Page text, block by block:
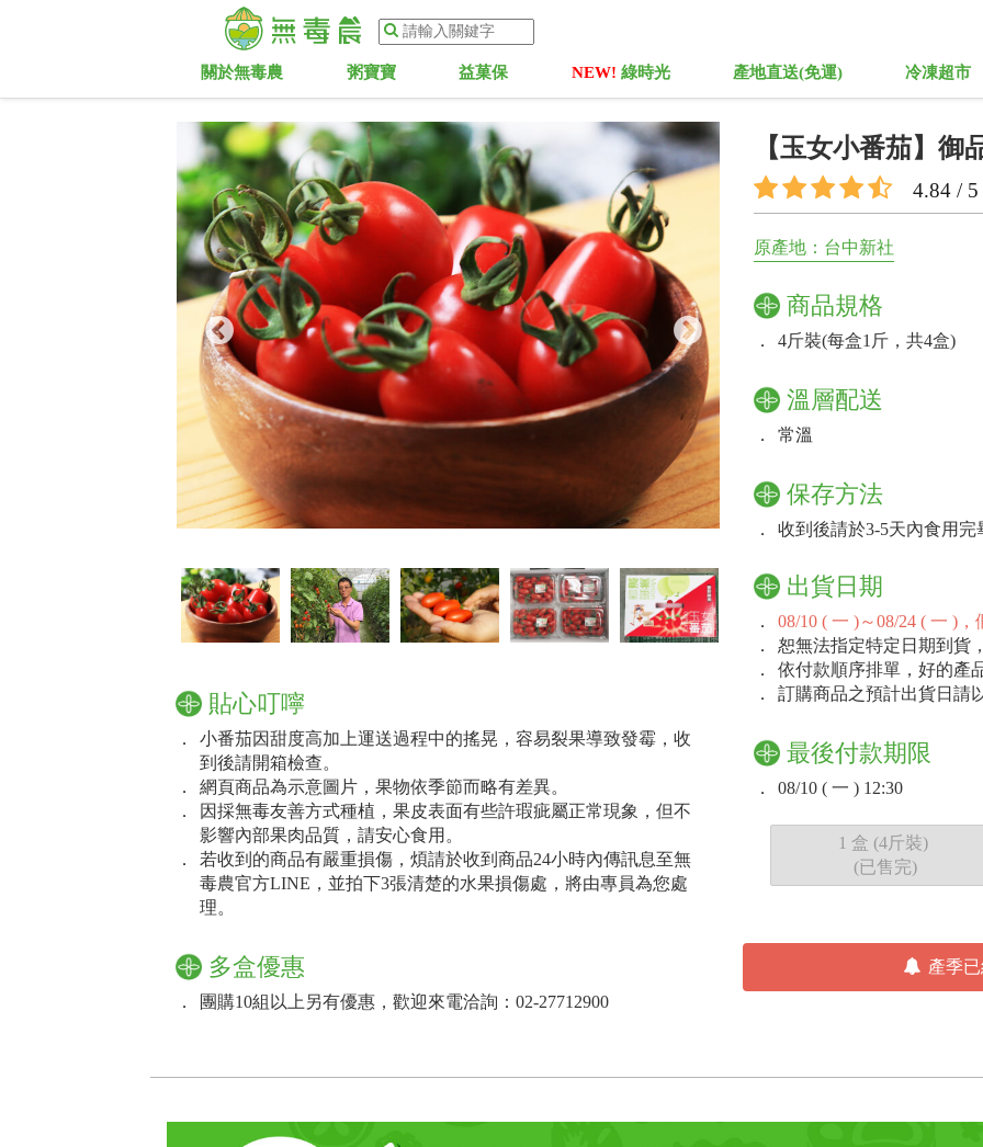
關於無毒農 粥寶寶 益菓保 NEW! 綠時光 產地直送(免運) 冷凍超市
貼心叮嚀
．
小番茄因甜度高加上運送過程中的搖晃，容易裂果導致發霉，收
到後請開箱檢查。
．
網頁商品為示意圖片，果物依季節而略有差異。
．
因採無毒友善方式種植，果皮表面有些許瑕疵屬正常現象，但不
影響內部果肉品質，請安心食用。
．
若收到的商品有嚴重損傷，煩請於收到商品24小時內傳訊息至無
毒農官方LINE，並拍下3張清楚的水果損傷處，將由專員為您處
理。
多盒優惠
． 團購10組以上另有優惠，歡迎來電洽詢：02-27712900
【玉女小番茄】御
4.84 / 5
原產地：台中新社
商品規格
． 4斤裝(每盒1斤，共4盒)
溫層配送
． 常溫
保存方法
． 收到後請於3-5天內食用完
出貨日期
．
08/10 ( 一 )～08/24 ( 一 )
．
恕無法指定特定日期到貨
．
依付款順序排單，好的產
．
訂購商品之預計出貨日請
最後付款期限
． 08/10 ( 一 ) 12:30
1 盒 (4斤裝)
(已售完)
產季